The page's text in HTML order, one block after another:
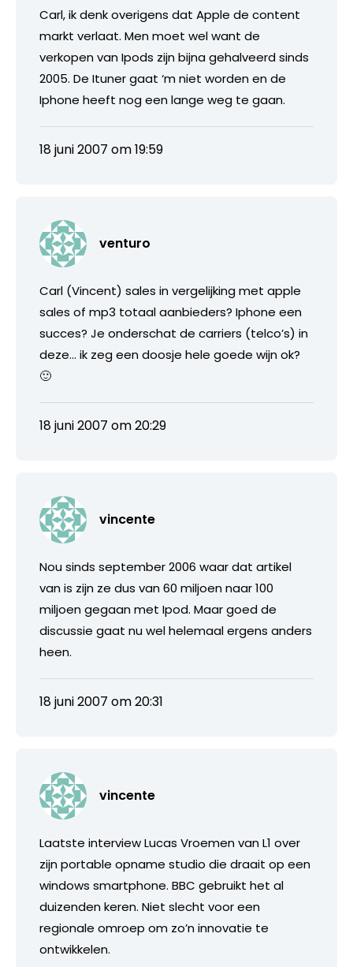
Carl, ik denk overigens dat Apple de content
markt verlaat. Men moet wel want de
verkopen van Ipods zijn bijna gehalveerd sinds
2005. De Ituner gaat ‘m niet worden en de
Iphone heeft nog een lange weg te gaan.
18 juni 2007 om 19:59
venturo
Carl (Vincent) sales in vergelijking met apple
sales of mp3 totaal aanbieders? Iphone een
succes? Je onderschat de carriers (telco’s) in
deze… ik zeg een doosje hele goede wijn ok?
🙂
18 juni 2007 om 20:29
vincente
Nou sinds september 2006 waar dat artikel
van is zijn ze dus van 60 miljoen naar 100
miljoen gegaan met Ipod. Maar goed de
discussie gaat nu wel helemaal ergens anders
heen.
18 juni 2007 om 20:31
vincente
Laatste interview Lucas Vroemen van L1 over
zijn portable opname studio die draait op een
windows smartphone. BBC gebruikt het al
duizenden keren. Niet slecht voor een
regionale omroep om zo’n innovatie te
ontwikkelen.